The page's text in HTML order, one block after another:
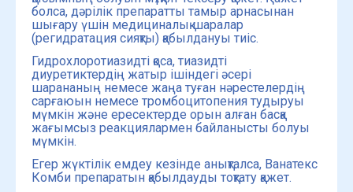
болса, дәрілік препаратты тамыр арнасынан
шығару үшін медициналық шаралар
(регидратация сияқты) қабылдануы тиіс.
Гидрохлоротиазидті қоса, тиазидті
диуретиктердің жатыр ішіндегі әсері
шарананың немесе жаңа тyған нәрестелердің
сарғаюын немесе тромбоцитопения тудыруы
мүмкін және ересектерде орын алған басқа
жағымсыз реакциялармен байланысты болуы
мүмкін.
Егер жүктілік емдеу кезінде анықталса, Ванатекс
Комби препаратын қабылдауды тоқтату қажет.